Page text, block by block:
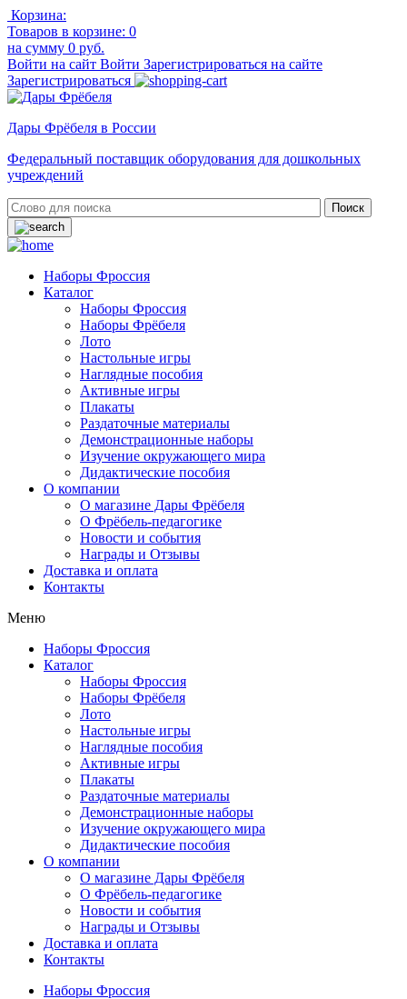
Корзина:
Товаров в корзине: 0
на сумму 0 руб.
Войти на сайт Войти Зарегистрироваться на сайте
Зарегистрироваться
Дары Фрёбеля в России
Федеральный поставщик оборудования для дошкольных
учреждений
Наборы Фроссия
Каталог
Наборы Фроссия
Наборы Фрёбеля
Лото
Настольные игры
Наглядные пособия
Активные игры
Плакаты
Раздаточные материалы
Демонстрационные наборы
Изучение окружающего мира
Дидактические пособия
О компании
О магазине Дары Фрёбеля
О Фрёбель-педагогике
Новости и события
Награды и Отзывы
Доставка и оплата
Контакты
Меню
Наборы Фроссия
Каталог
Наборы Фроссия
Наборы Фрёбеля
Лото
Настольные игры
Наглядные пособия
Активные игры
Плакаты
Раздаточные материалы
Демонстрационные наборы
Изучение окружающего мира
Дидактические пособия
О компании
О магазине Дары Фрёбеля
О Фрёбель-педагогике
Новости и события
Награды и Отзывы
Доставка и оплата
Контакты
Наборы Фроссия